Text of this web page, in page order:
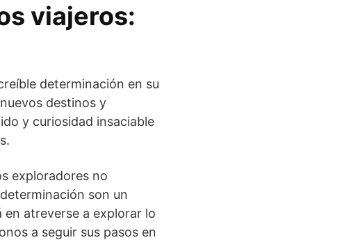
viajeros:
determinación en su
destinos y
y curiosidad insaciable
exploradores no
son un
atreverse a explorar lo
a seguir sus pasos en